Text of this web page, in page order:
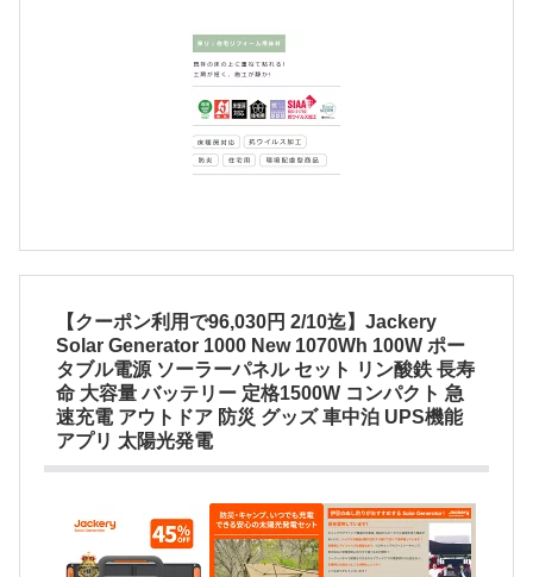
【クーポン利用で96,030円 2/10迄】Jackery
Solar Generator 1000 New 1070Wh 100W ポー
タブル電源 ソーラーパネル セット リン酸鉄 長寿
命 大容量 バッテリー 定格1500W コンパクト 急
速充電 アウトドア 防災 グッズ 車中泊 UPS機能
アプリ 太陽光発電